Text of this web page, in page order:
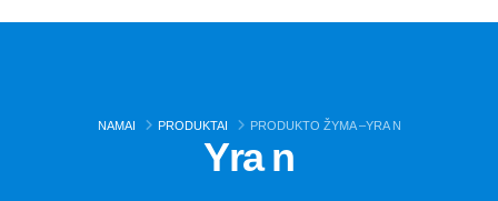
NAMAI PRODUKTAI PRODUKTO ŽYMA –YRA N
Yra n